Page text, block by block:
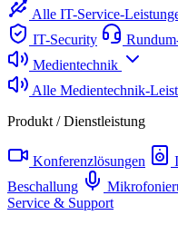
Alle IT-Service-
IT-Security
Medientechnik
Alle Medientechnik-
Produkt / Dienstleistung
Konferenzlösungen
Beschallung
Service & Support